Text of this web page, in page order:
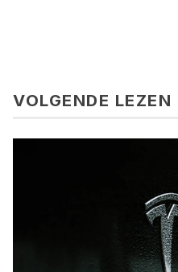
VOLGENDE LEZEN